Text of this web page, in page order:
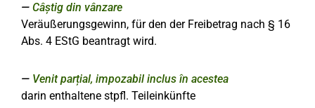
Câștig din vânzare
Veräußerungsgewinn, für den der Freibetrag nach § 16
Abs. 4 EStG beantragt wird.
Venit parțial, impozabil inclus în acestea
darin enthaltene stpfl. Teileinkünfte